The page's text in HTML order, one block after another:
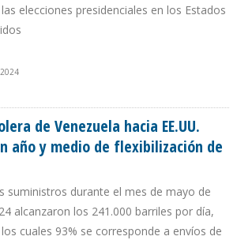
elecciones presidenciales en los Estados
de Venezuela hacia EE.UU.
año y medio de flexibilización de
suministros durante el mes de mayo de
alcanzaron los 241.000 barriles por día,
cuales 93% se corresponde a envíos de